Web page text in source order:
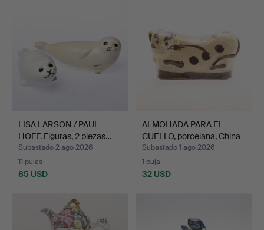
LISA LARSON / PAUL
HOFF. Figuras, 2 piezas…
Subastado 2 ago 2026
11 pujas
85 USD
ALMOHADA PARA EL
CUELLO, porcelana, China
…
Subastado 1 ago 2026
1 puja
32 USD